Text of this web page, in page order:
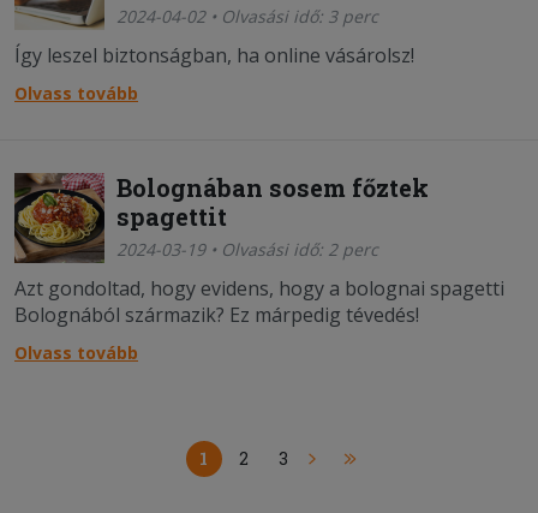
2024-04-02 • Olvasási idő: 3 perc
Így leszel biztonságban, ha online vásárolsz!
Olvass tovább
Bolognában sosem főztek
spagettit
2024-03-19 • Olvasási idő: 2 perc
Azt gondoltad, hogy evidens, hogy a bolognai spagetti
Bolognából származik? Ez márpedig tévedés!
Olvass tovább
1 2 3